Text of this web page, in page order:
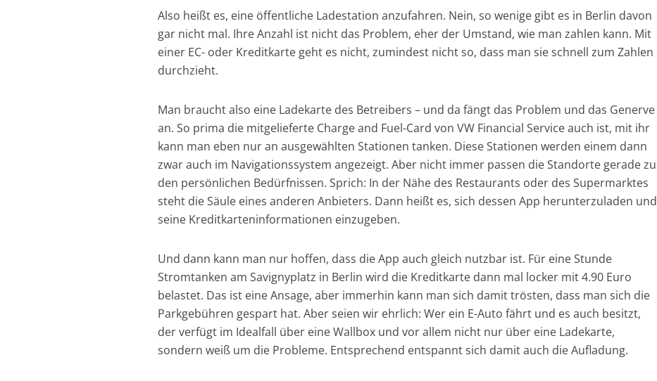
Also heißt es, eine öffentliche Ladestation anzufahren. Nein, so wenige gibt es in Berlin davon
gar nicht mal. Ihre Anzahl ist nicht das Problem, eher der Umstand, wie man zahlen kann. Mit
einer EC- oder Kreditkarte geht es nicht, zumindest nicht so, dass man sie schnell zum Zahlen
durchzieht.
Man braucht also eine Ladekarte des Betreibers – und da fängt das Problem und das Generve
an. So prima die mitgelieferte Charge and Fuel-Card von VW Financial Service auch ist, mit ihr
kann man eben nur an ausgewählten Stationen tanken. Diese Stationen werden einem dann
zwar auch im Navigationssystem angezeigt. Aber nicht immer passen die Standorte gerade zu
den persönlichen Bedürfnissen. Sprich: In der Nähe des Restaurants oder des Supermarktes
steht die Säule eines anderen Anbieters. Dann heißt es, sich dessen App herunterzuladen und
seine Kreditkarteninformationen einzugeben.
Und dann kann man nur hoffen, dass die App auch gleich nutzbar ist. Für eine Stunde
Stromtanken am Savignyplatz in Berlin wird die Kreditkarte dann mal locker mit 4.90 Euro
belastet. Das ist eine Ansage, aber immerhin kann man sich damit trösten, dass man sich die
Parkgebühren gespart hat. Aber seien wir ehrlich: Wer ein E-Auto fährt und es auch besitzt,
der verfügt im Idealfall über eine Wallbox und vor allem nicht nur über eine Ladekarte,
sondern weiß um die Probleme. Entsprechend entspannt sich damit auch die Aufladung.